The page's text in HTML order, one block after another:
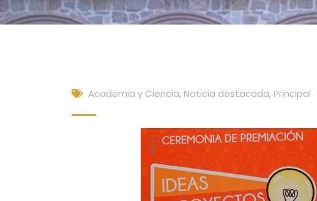
Academia y Ciencia, Noticia destacada, Principal